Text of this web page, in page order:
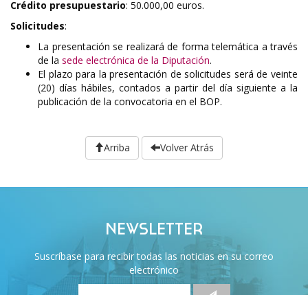
Crédito presupuestario: 50.000,00 euros.
Solicitudes:
La presentación se realizará de forma telemática a través
de la sede electrónica de la Diputación.
El plazo para la presentación de solicitudes será de veinte
(20) días hábiles, contados a partir del día siguiente a la
publicación de la convocatoria en el BOP.
Arriba Volver Atrás
NEWSLETTER
Suscríbase para recibir todas las noticias en su correo
electrónico